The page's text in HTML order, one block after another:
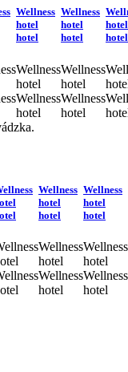
Wellness
hotel
hotel
Wellness
hotel
Wellness
hotel
Wellness
hotel
hotel
Wellness
hotel
Wellness
hotel
hotel
hotel
Wellness
hotel
hotel
Wellness
hotel
Wellness
hotel
Wellness
hotel
hotel
Wellness
hotel
Wellness
hotel